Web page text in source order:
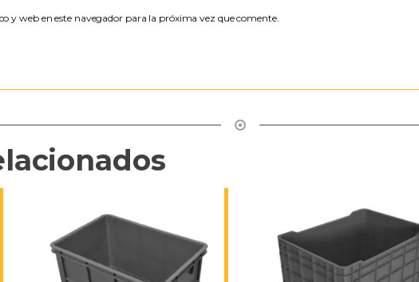
y web en este navegador para la próxima vez que comente.